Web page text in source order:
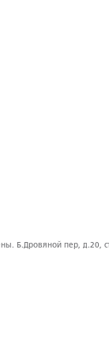
Б.Дровяной пер, д.20,